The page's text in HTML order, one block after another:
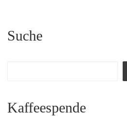
Suche
Kaffeespende